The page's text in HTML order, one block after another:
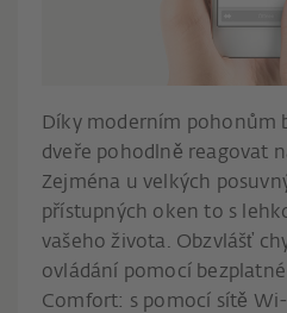
Díky moderním pohonům
dveře pohodlně reagovat
Zejména u velkých
přístupných oken to s
vašeho života. Obzvlášť
ovládání pomocí bezplatné
Comfort: s pomocí sítě